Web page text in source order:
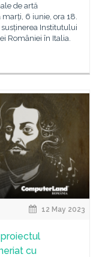
de artă
6 iunie, ora 18.
Institutului
României în Italia.
12 May 2023
cu